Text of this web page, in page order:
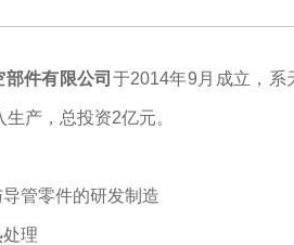
部件有限公司 于2014年9月成立，系
产，总投资2亿元。
管零件的研发制造
理